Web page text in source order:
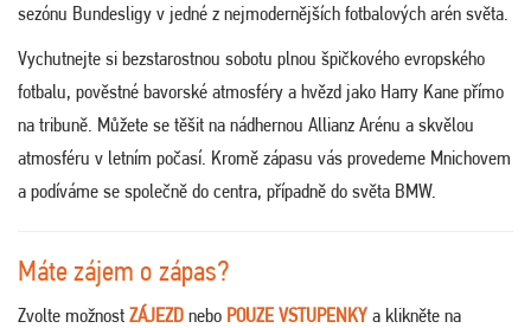
sezónu Bundesligy v jedné z nejmodernějších fotbalových arén světa.
Vychutnejte si bezstarostnou sobotu plnou špičkového evropského
fotbalu, pověstné bavorské atmosféry a hvězd jako Harry Kane přímo
na tribuně. Můžete se těšit na nádhernou Allianz Arénu a skvělou
atmosféru v letním počasí. Kromě zápasu vás provedeme Mnichovem
a podíváme se společně do centra, případně do světa BMW.
Máte zájem o zápas?
Zvolte možnost ZÁJEZD nebo POUZE VSTUPENKY a klikněte na